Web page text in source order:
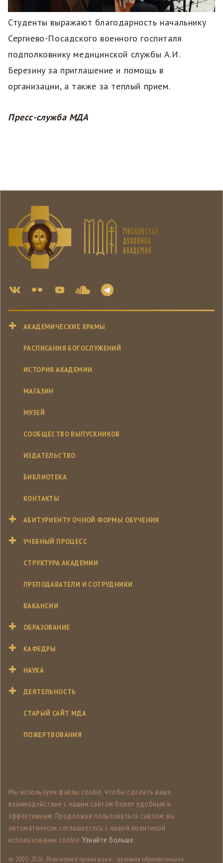
Студенты выражают благодарность начальнику
Сергиево-Посадского военного госпиталя
подполковнику медицинской службы А.И.
Березину за приглашение и помощь в
организации, а также за теплый прием.
Пресс-служба МДА
АКАДЕМИЧЕСКИЕ ХРАМЫ
РАСПИСАНИЯ БОГОСЛУЖЕНИЙ
ИСТОРИЯ АКАДЕМИИ
МАГАЗИН
МУЗЕЙ
СООБЩЕСТВО ВЫПУСКНИКОВ
ИЗДАТЕЛЬСТВО
БИБЛИОТЕКА
КОНТАКТЫ
АБИТУРИЕНТУ ОЧНОЙ ФОРМЫ ОБУЧЕНИЯ
УЧЕБНЫЙ ПРОЦЕСС
СТРУКТУРА АКАДЕМИИ
ПРЕПОДАВАТЕЛИ И СОТРУДНИКИ
ВАКАНСИИ
ОБРАЗОВАНИЕ
КАФЕДРЫ
НАУКА
ДЕЯТЕЛЬНОСТЬ
СТАРЫЙ САЙТ МДА
ПОЖЕРТВОВАНИЯ
Мы используем файлы cookie, чтобы сделать ваше
взаимодействие с нашим сайтом более удобным и
эффективным. Продолжая пользоваться сайтом, вы
автоматически соглашаетесь с нашей политикой
использования cookie. Узнайте больше.
© 2005-2026, Религиозная организация - духовная образовательная